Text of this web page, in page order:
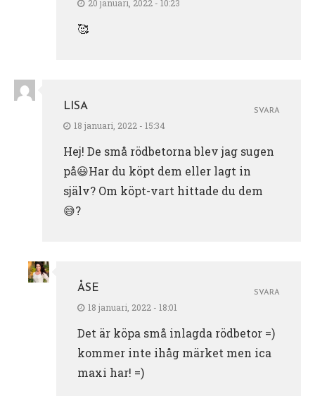
20 januari, 2022 - 10:23
🥰
LISA
18 januari, 2022 - 15:34
Hej! De små rödbetorna blev jag sugen
på😃Har du köpt dem eller lagt in
själv? Om köpt-vart hittade du dem
😅?
SVARA
ÅSE
18 januari, 2022 - 18:01
Det är köpa små inlagda rödbetor =)
kommer inte ihåg märket men ica
maxi har! =)
SVARA